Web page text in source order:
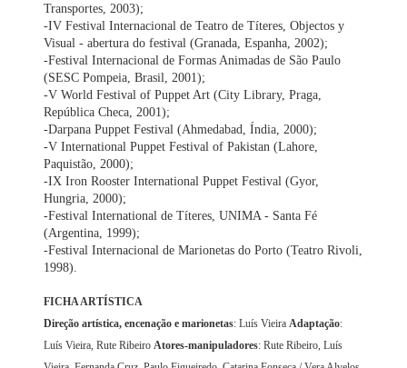
Transportes, 2003);
-IV Festival Internacional de Teatro de Títeres, Objectos y
Visual - abertura do festival (Granada, Espanha, 2002);
-Festival Internacional de Formas Animadas de São Paulo
(SESC Pompeia, Brasil, 2001);
-V World Festival of Puppet Art (City Library, Praga,
República Checa, 2001);
-Darpana Puppet Festival (Ahmedabad, Índia, 2000);
-V International Puppet Festival of Pakistan (Lahore,
Paquistão, 2000);
-IX Iron Rooster International Puppet Festival (Gyor,
Hungria, 2000);
-Festival International de Títeres, UNIMA - Santa Fé
(Argentina, 1999);
-Festival Internacional de Marionetas do Porto (Teatro Rivoli,
1998).
FICHA ARTÍSTICA
Direção artística, encenação e marionetas: Luís VieiraAdaptação:
Luís Vieira, Rute RibeiroAtores-manipuladores: Rute Ribeiro, Luís